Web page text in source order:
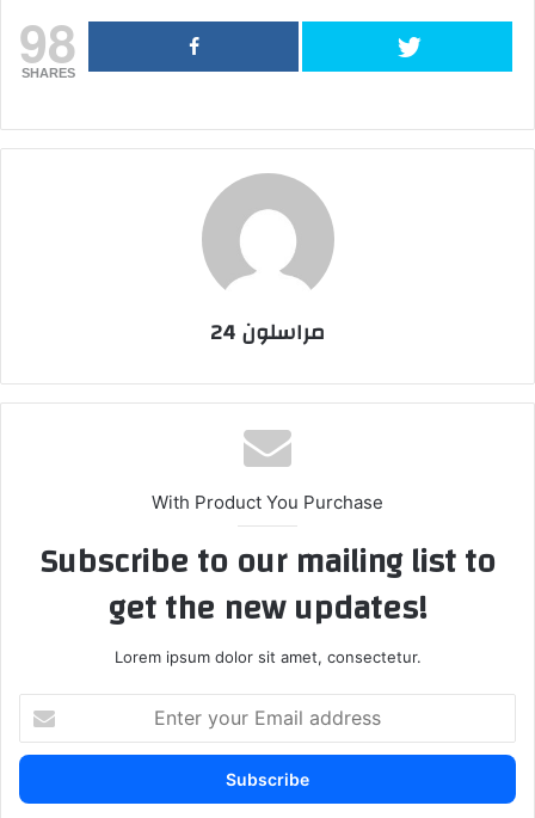
98
SHARES
مراسلون 24
With Product You Purchase
Subscribe to our mailing list to
get the new updates!
Lorem ipsum dolor sit amet, consectetur.
t
r